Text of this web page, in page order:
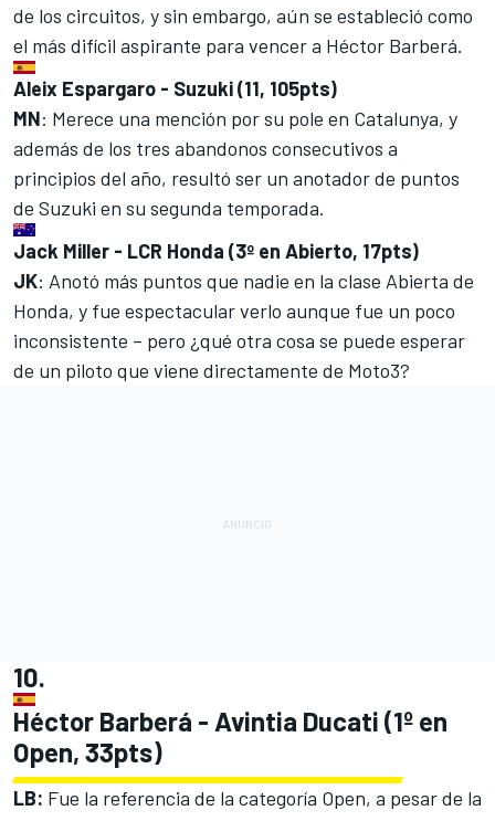
de los circuitos, y sin embargo, aún se estableció como
el más difícil aspirante para vencer a Héctor Barberá.
Aleix Espargaro - Suzuki (11, 105pts)
MN: Merece una mención por su pole en Catalunya, y
además de los tres abandonos consecutivos a
principios del año, resultó ser un anotador de puntos
de Suzuki en su segunda temporada.
Jack Miller - LCR Honda (3º en Abierto, 17pts)
JK: Anotó más puntos que nadie en la clase Abierta de
Honda, y fue espectacular verlo aunque fue un poco
inconsistente – pero ¿qué otra cosa se puede esperar
de un piloto que viene directamente de Moto3?
10.
Héctor Barberá - Avintia Ducati (1º en
Open, 33pts)
LB: Fue la referencia de la categoría Open, a pesar de la